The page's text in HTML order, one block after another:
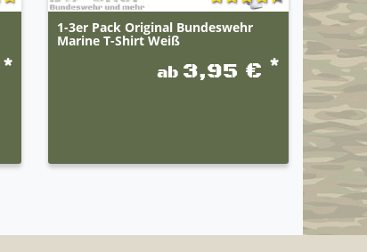
*
1-3er Pack Original Bundeswehr
Marine T-Shirt Weiß
ab 3,95 € *